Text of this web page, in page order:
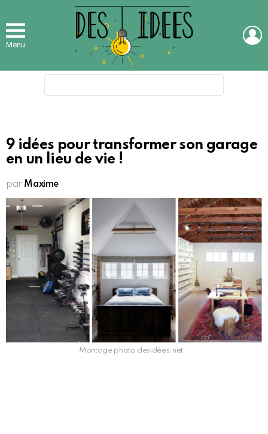
Menu
9 idées pour transformer son garage
en un lieu de vie !
par Maxime
Montage photo desidées.net